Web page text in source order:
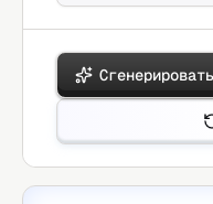
Сгенерировать